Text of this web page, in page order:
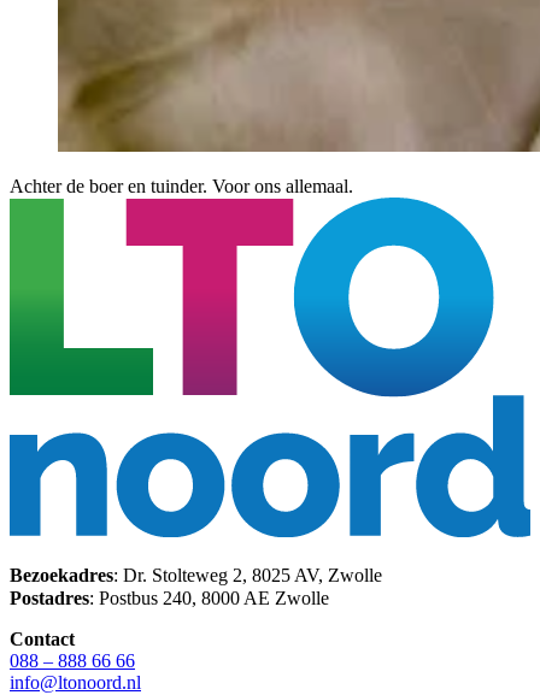
Achter de boer en tuinder. Voor ons allemaal.
Bezoekadres: Dr. Stolteweg 2, 8025 AV, Zwolle
Postadres: Postbus 240, 8000 AE Zwolle
Contact
088 – 888 66 66
info@ltonoord.nl